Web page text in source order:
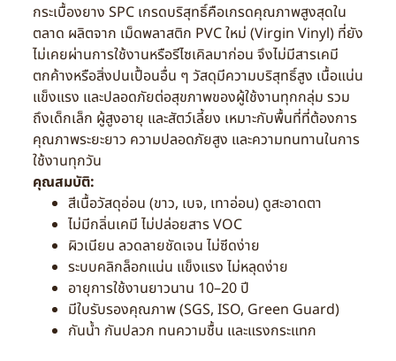
กระเบื้องยาง SPC เกรดบริสุทธิ์คือเกรดคุณภาพสูงสุดใน
ตลาด ผลิตจาก เม็ดพลาสติก PVC ใหม่ (Virgin Vinyl) ที่ยัง
ไม่เคยผ่านการใช้งานหรือรีไซเคิลมาก่อน จึงไม่มีสารเคมี
ตกค้างหรือสิ่งปนเปื้อนอื่น ๆ วัสดุมีความบริสุทธิ์สูง เนื้อแน่น
แข็งแรง และปลอดภัยต่อสุขภาพของผู้ใช้งานทุกกลุ่ม รวม
ถึงเด็กเล็ก ผู้สูงอายุ และสัตว์เลี้ยง เหมาะกับพื้นที่ที่ต้องการ
คุณภาพระยะยาว ความปลอดภัยสูง และความทนทานในการ
ใช้งานทุกวัน
คุณสมบัติ:
สีเนื้อวัสดุอ่อน (ขาว, เบจ, เทาอ่อน) ดูสะอาดตา
ไม่มีกลิ่นเคมี ไม่ปล่อยสาร VOC
ผิวเนียน ลวดลายชัดเจน ไม่ซีดง่าย
ระบบคลิกล็อกแน่น แข็งแรง ไม่หลุดง่าย
อายุการใช้งานยาวนาน 10–20 ปี
มีใบรับรองคุณภาพ (SGS, ISO, Green Guard)
กันน้ำ กันปลวก ทนความชื้น และแรงกระแทก